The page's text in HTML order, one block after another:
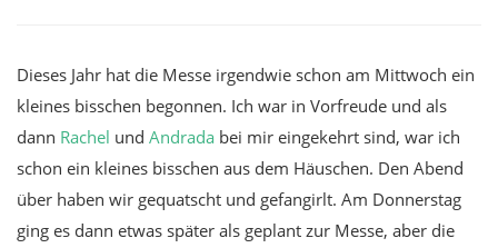
Dieses Jahr hat die Messe irgendwie schon am Mittwoch ein
kleines bisschen begonnen. Ich war in Vorfreude und als
dann Rachel und Andrada bei mir eingekehrt sind, war ich
schon ein kleines bisschen aus dem Häuschen. Den Abend
über haben wir gequatscht und gefangirlt. Am Donnerstag
ging es dann etwas später als geplant zur Messe, aber die